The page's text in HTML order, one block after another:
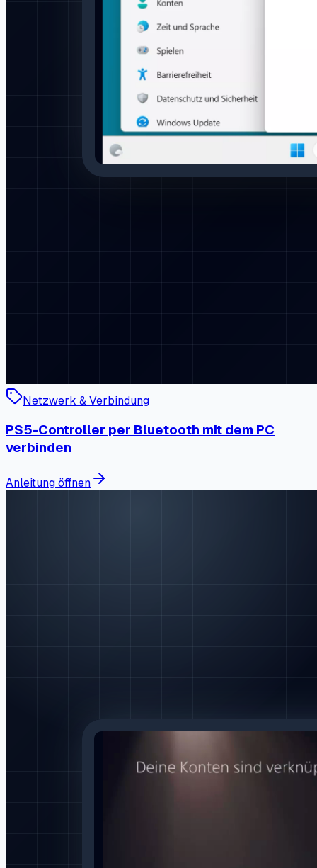
Netzwerk & Verbindung
PS5-Controller per Bluetooth mit dem PC
verbinden
Anleitung öffnen